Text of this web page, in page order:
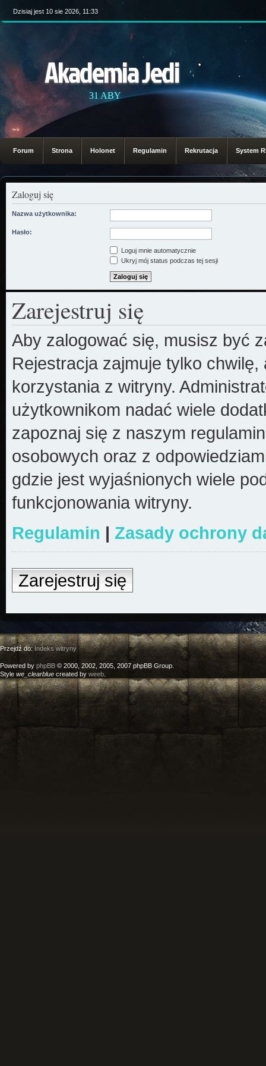
Dzisiaj jest 10 sie 2026, 11:33
Akademia Jedi
31 ABY
Forum Strona Holonet Regulamin Rekrutacja System
Zaloguj się
Nazwa użytkownika:
Hasło:
Loguj mnie automatycznie
Ukryj mój status podczas tej sesji
Zarejestruj się
Aby zalogować się, musisz być
Rejestracja zajmuje tylko
korzystania z witryny.
użytkownikom nadać wiele
zapoznaj się z naszym
osobowych oraz z
gdzie jest wyjaśnionych wiele
funkcjonowania witryny.
Regulamin | Zasady ochrony
Zarejestruj się
Przejdź do:Indeks witryny
Powered by phpBB © 2000, 2002, 2005, 2007 phpBB Group.
Style we_clearblue created by weeb